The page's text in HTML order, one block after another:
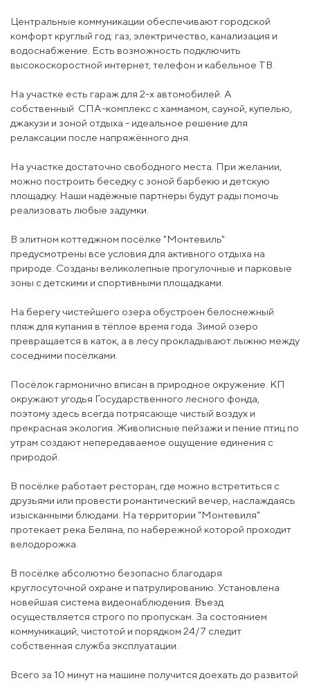
Центральные коммуникации обеспечивают городской
комфорт круглый год: газ, электричество, канализация и
водоснабжение. Есть возможность подключить
высокоскоростной интернет, телефон и кабельное ТВ.
На участке есть гараж для 2-х автомобилей. А
собственный СПА-комплекс с хаммамом, сауной, купелью,
джакузи и зоной отдыха - идеальное решение для
релаксации после напряжённого дня.
На участке достаточно свободного места. При желании,
можно построить беседку с зоной барбекю и детскую
площадку. Наши надёжные партнеры будут рады помочь
реализовать любые задумки.
В элитном коттеджном посёлке "Монтевиль"
предусмотрены все условия для активного отдыха на
природе. Созданы великолепные прогулочные и парковые
зоны с детскими и спортивными площадками.
На берегу чистейшего озера обустроен белоснежный
пляж для купания в тёплое время года. Зимой озеро
превращается в каток, а в лесу прокладывают лыжню между
соседними посёлками.
Посёлок гармонично вписан в природное окружение. КП
окружают угодья Государственного лесного фонда,
поэтому здесь всегда потрясающе чистый воздух и
прекрасная экология. Живописные пейзажи и пение птиц по
утрам создают непередаваемое ощущение единения с
природой.
В посёлке работает ресторан, где можно встретиться с
друзьями или провести романтический вечер, наслаждаясь
изысканными блюдами. На территории "Монтевиля"
протекает река Беляна, по набережной которой проходит
велодорожка.
В посёлке абсолютно безопасно благодаря
круглосуточной охране и патрулированию. Установлена
новейшая система видеонаблюдения. Въезд
осуществляется строго по пропускам. За состоянием
коммуникаций, чистотой и порядком 24/7 следит
собственная служба эксплуатации.
Всего за 10 минут на машине получится доехать до развитой